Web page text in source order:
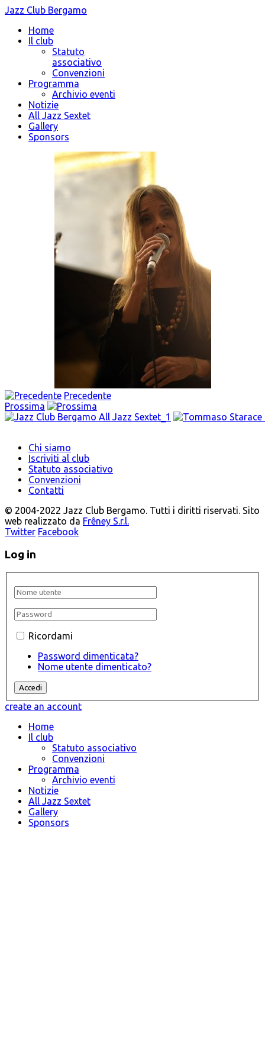
Jazz Club Bergamo
Home
Il club
Statuto
associativo
Convenzioni
Programma
Archivio eventi
Notizie
All Jazz Sextet
Gallery
Sponsors
Precedente
Prossima
Chi siamo
Iscriviti al club
Statuto associativo
Convenzioni
Contatti
© 2004-2022 Jazz Club Bergamo. Tutti i diritti riservati. Sito
web realizzato da Frêney S.r.l.
Twitter Facebook
Log in
Ricordami
Password dimenticata?
Nome utente dimenticato?
create an account
Home
Il club
Statuto associativo
Convenzioni
Programma
Archivio eventi
Notizie
All Jazz Sextet
Gallery
Sponsors